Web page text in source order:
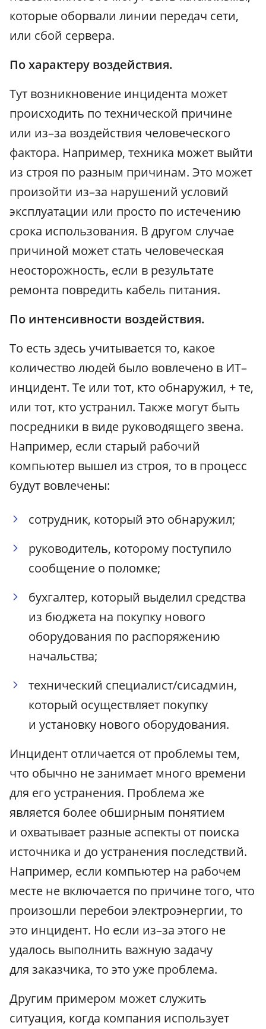
которые оборвали линии передач сети,
или сбой сервера.
По характеру воздействия.
Тут возникновение инцидента может
происходить по технической причине
или из–за воздействия человеческого
фактора. Например, техника может выйти
из строя по разным причинам. Это может
произойти из–за нарушений условий
эксплуатации или просто по истечению
срока использования. В другом случае
причиной может стать человеческая
неосторожность, если в результате
ремонта повредить кабель питания.
По интенсивности воздействия.
То есть здесь учитывается то, какое
количество людей было вовлечено в ИТ–
инцидент. Те или тот, кто обнаружил, + те,
или тот, кто устранил. Также могут быть
посредники в виде руководящего звена.
Например, если старый рабочий
компьютер вышел из строя, то в процесс
будут вовлечены:
сотрудник, который это обнаружил;
руководитель, которому поступило
сообщение о поломке;
бухгалтер, который выделил средства
из бюджета на покупку нового
оборудования по распоряжению
начальства;
технический специалист/сисадмин,
который осуществляет покупку
и установку нового оборудования.
Инцидент отличается от проблемы тем,
что обычно не занимает много времени
для его устранения. Проблема же
является более обширным понятием
и охватывает разные аспекты от поиска
источника и до устранения последствий.
Например, если компьютер на рабочем
месте не включается по причине того, что
произошли перебои электроэнергии, то
это инцидент. Но если из–за этого не
удалось выполнить важную задачу
для заказчика, то это уже проблема.
Другим примером может служить
ситуация, когда компания использует